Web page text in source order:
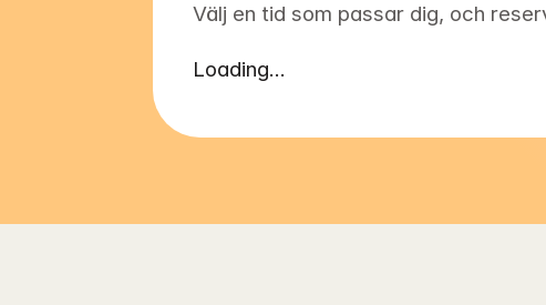
Välj en tid som passar dig, och
Loading...